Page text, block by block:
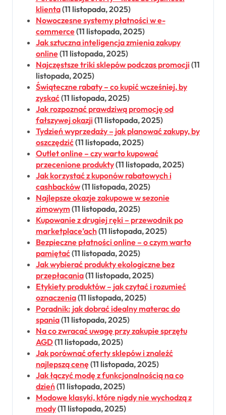
klienta(11 listopada, 2025)
Nowoczesne systemy płatności w e-
commerce(11 listopada, 2025)
Jak sztuczna inteligencja zmienia zakupy
online(11 listopada, 2025)
Najczęstsze triki sklepów podczas promocji (11
listopada, 2025)
Świąteczne rabaty – co kupić wcześniej, by
zyskać(11 listopada, 2025)
Jak rozpoznać prawdziwą promocję od
fałszywej okazji (11 listopada, 2025)
Tydzień wyprzedaży – jak planować zakupy, by
oszczędzić(11 listopada, 2025)
Outlet online – czy warto kupować
przecenione produkty(11 listopada, 2025)
Jak korzystać z kuponów rabatowych i
cashbacków(11 listopada, 2025)
Najlepsze okazje zakupowe w sezonie
zimowym (11 listopada, 2025)
Kupowanie z drugiej ręki – przewodnik po
marketplace’ach(11 listopada, 2025)
Bezpieczne płatności online – o czym warto
pamiętać(11 listopada, 2025)
Jak wybierać produkty ekologiczne bez
przepłacania(11 listopada, 2025)
Etykiety produktów – jak czytać i rozumieć
oznaczenia(11 listopada, 2025)
Poradnik: jak dobrać idealny materac do
spania(11 listopada, 2025)
Na co zwracać uwagę przy zakupie sprzętu
AGD(11 listopada, 2025)
Jak porównać oferty sklepów i znaleźć
najlepszą cenę(11 listopada, 2025)
Jak łączyć modę z funkcjonalnością na co
dzień(11 listopada, 2025)
Modowe klasyki, które nigdy nie wychodzą z
mody(11 listopada, 2025)